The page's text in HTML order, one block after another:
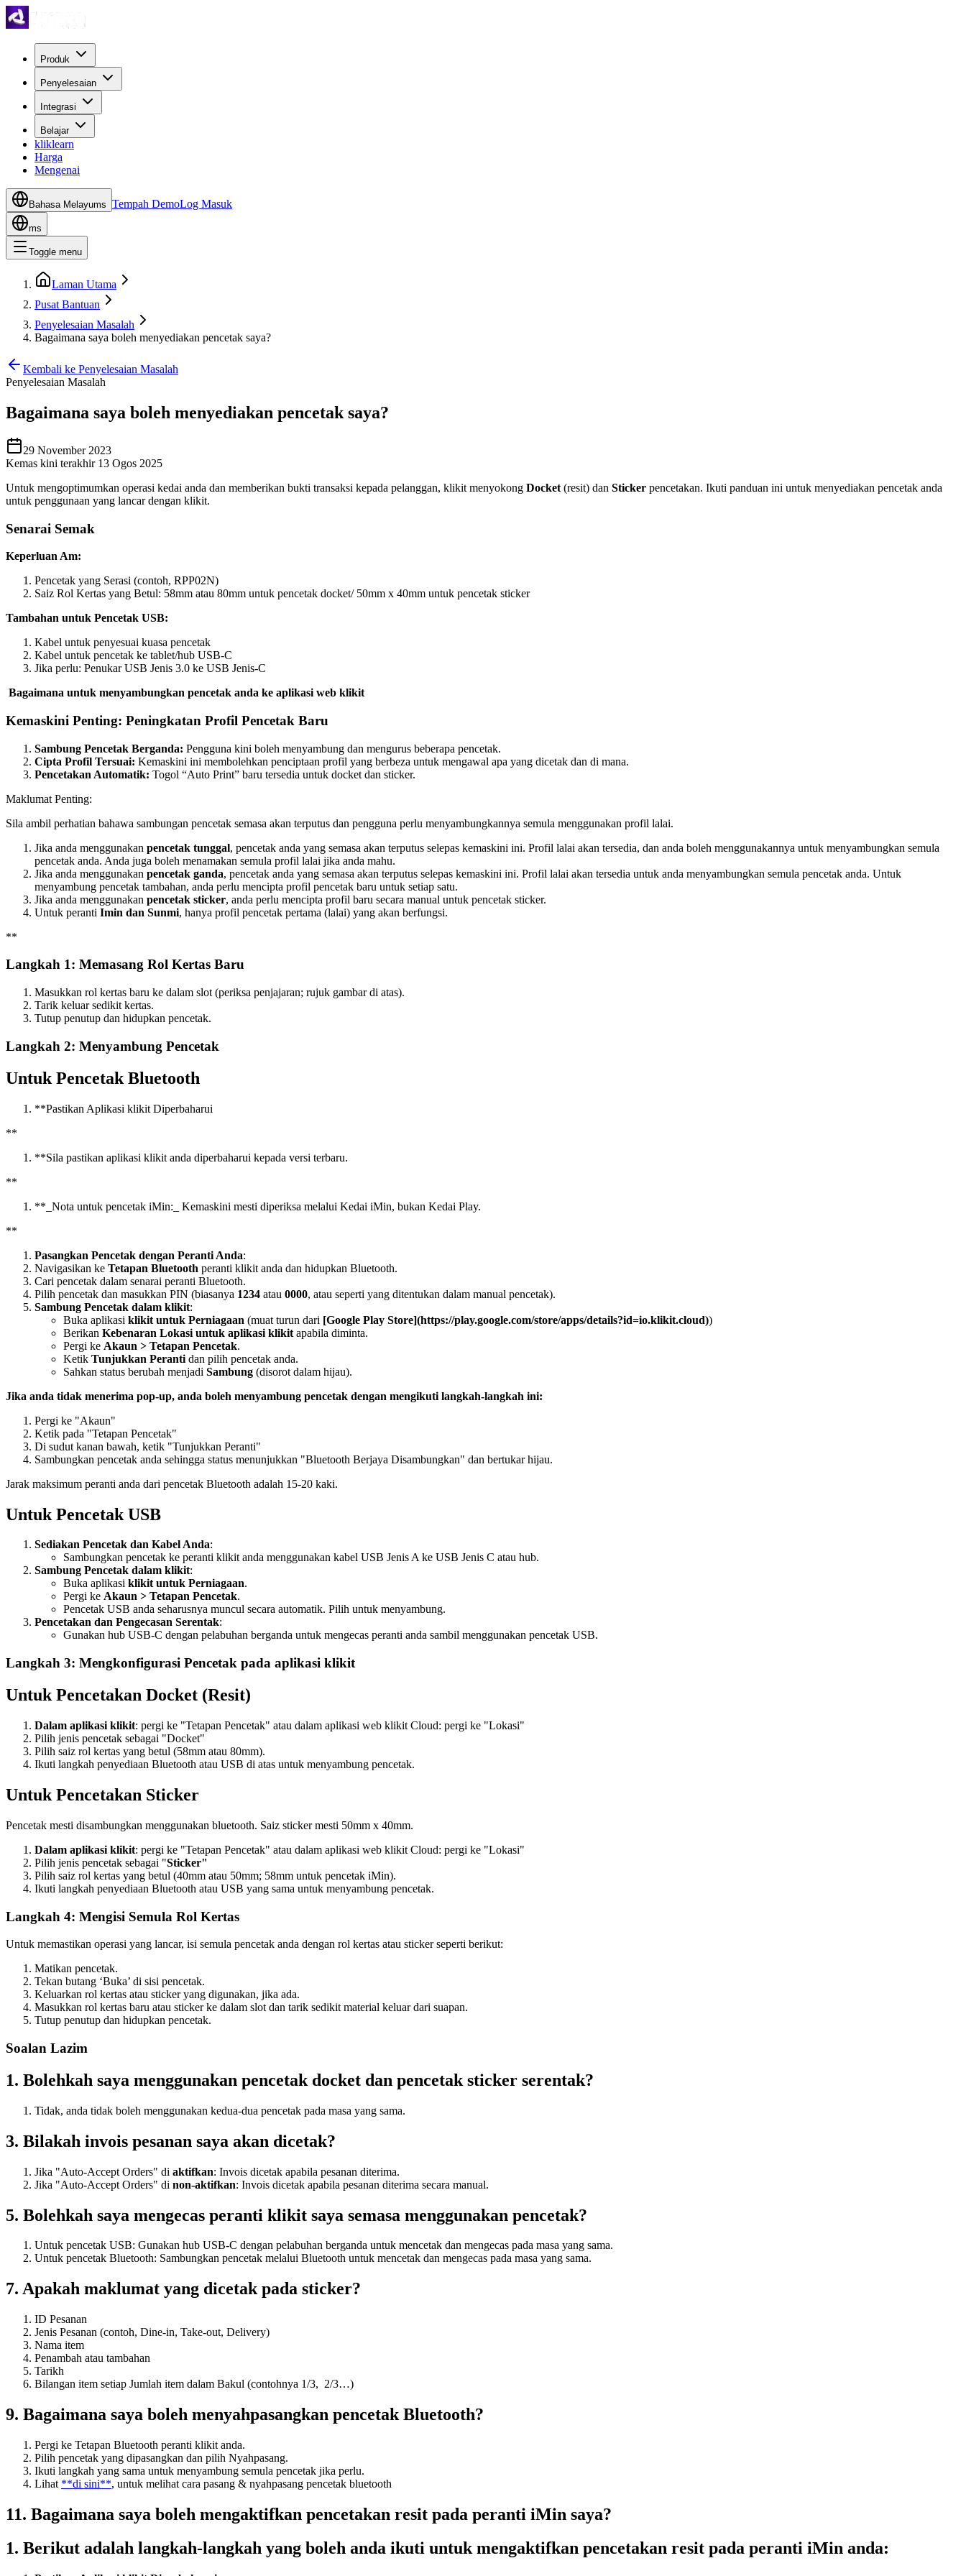
Produk
Penyelesaian
Integrasi
Belajar
kliklearn
Harga
Mengenai
Bahasa Melayums Tempah DemoLog Masuk
ms
Toggle menu
Laman Utama
Pusat Bantuan
Penyelesaian Masalah
Bagaimana saya boleh menyediakan pencetak saya?
Kembali ke Penyelesaian Masalah
Penyelesaian Masalah
Bagaimana saya boleh menyediakan pencetak saya?
29 November 2023
Kemas kini terakhir 13 Ogos 2025
Untuk mengoptimumkan operasi kedai anda dan memberikan bukti transaksi kepada pelanggan, klikit menyokong Docket (resit) dan Sticker pencetakan. Ikuti panduan ini untuk menyediakan pencetak anda
untuk penggunaan yang lancar dengan klikit.
Senarai Semak
Keperluan Am:
Pencetak yang Serasi (contoh, RPP02N)
Saiz Rol Kertas yang Betul: 58mm atau 80mm untuk pencetak docket/ 50mm x 40mm untuk pencetak sticker
Tambahan untuk Pencetak USB:
Kabel untuk penyesuai kuasa pencetak
Kabel untuk pencetak ke tablet/hub USB-C
Jika perlu: Penukar USB Jenis 3.0 ke USB Jenis-C
Bagaimana untuk menyambungkan pencetak anda ke aplikasi web klikit
Kemaskini Penting: Peningkatan Profil Pencetak Baru
Sambung Pencetak Berganda: Pengguna kini boleh menyambung dan mengurus beberapa pencetak.
Cipta Profil Tersuai: Kemaskini ini membolehkan penciptaan profil yang berbeza untuk mengawal apa yang dicetak dan di mana.
Pencetakan Automatik: Togol “Auto Print” baru tersedia untuk docket dan sticker.
Maklumat Penting:
Sila ambil perhatian bahawa sambungan pencetak semasa akan terputus dan pengguna perlu menyambungkannya semula menggunakan profil lalai.
Jika anda menggunakan pencetak tunggal, pencetak anda yang semasa akan terputus selepas kemaskini ini. Profil lalai akan tersedia, dan anda boleh menggunakannya untuk menyambungkan semula
pencetak anda. Anda juga boleh menamakan semula profil lalai jika anda mahu.
Jika anda menggunakan pencetak ganda, pencetak anda yang semasa akan terputus selepas kemaskini ini. Profil lalai akan tersedia untuk anda menyambungkan semula pencetak anda. Untuk
menyambung pencetak tambahan, anda perlu mencipta profil pencetak baru untuk setiap satu.
Jika anda menggunakan pencetak sticker, anda perlu mencipta profil baru secara manual untuk pencetak sticker.
Untuk peranti Imin dan Sunmi, hanya profil pencetak pertama (lalai) yang akan berfungsi.
**
Langkah 1: Memasang Rol Kertas Baru
Masukkan rol kertas baru ke dalam slot (periksa penjajaran; rujuk gambar di atas).
Tarik keluar sedikit kertas.
Tutup penutup dan hidupkan pencetak.
Langkah 2: Menyambung Pencetak
Untuk Pencetak Bluetooth
**Pastikan Aplikasi klikit Diperbaharui
**
**Sila pastikan aplikasi klikit anda diperbaharui kepada versi terbaru.
**
** _Nota untuk pencetak iMin:_ Kemaskini mesti diperiksa melalui Kedai iMin, bukan Kedai Play.
**
Pasangkan Pencetak dengan Peranti Anda:
Navigasikan ke Tetapan Bluetooth peranti klikit anda dan hidupkan Bluetooth.
Cari pencetak dalam senarai peranti Bluetooth.
Pilih pencetak dan masukkan PIN (biasanya 1234 atau 0000, atau seperti yang ditentukan dalam manual pencetak).
Sambung Pencetak dalam klikit:
Buka aplikasi klikit untuk Perniagaan (muat turun dari [Google Play Store](https://play.google.com/store/apps/details?id=io.klikit.cloud))
Berikan Kebenaran Lokasi untuk aplikasi klikit apabila diminta.
Pergi ke Akaun > Tetapan Pencetak.
Ketik Tunjukkan Peranti dan pilih pencetak anda.
Sahkan status berubah menjadi Sambung (disorot dalam hijau).
Jika anda tidak menerima pop-up, anda boleh menyambung pencetak dengan mengikuti langkah-langkah ini:
Pergi ke "Akaun"
Ketik pada "Tetapan Pencetak"
Di sudut kanan bawah, ketik "Tunjukkan Peranti"
Sambungkan pencetak anda sehingga status menunjukkan "Bluetooth Berjaya Disambungkan" dan bertukar hijau.
Jarak maksimum peranti anda dari pencetak Bluetooth adalah 15-20 kaki.
Untuk Pencetak USB
Sediakan Pencetak dan Kabel Anda:
Sambungkan pencetak ke peranti klikit anda menggunakan kabel USB Jenis A ke USB Jenis C atau hub.
Sambung Pencetak dalam klikit:
Buka aplikasi klikit untuk Perniagaan.
Pergi ke Akaun > Tetapan Pencetak.
Pencetak USB anda seharusnya muncul secara automatik. Pilih untuk menyambung.
Pencetakan dan Pengecasan Serentak:
Gunakan hub USB-C dengan pelabuhan berganda untuk mengecas peranti anda sambil menggunakan pencetak USB.
Langkah 3: Mengkonfigurasi Pencetak pada aplikasi klikit
Untuk Pencetakan Docket (Resit)
Dalam aplikasi klikit: pergi ke "Tetapan Pencetak" atau dalam aplikasi web klikit Cloud: pergi ke "Lokasi"
Pilih jenis pencetak sebagai "Docket"
Pilih saiz rol kertas yang betul (58mm atau 80mm).
Ikuti langkah penyediaan Bluetooth atau USB di atas untuk menyambung pencetak.
Untuk Pencetakan Sticker
Pencetak mesti disambungkan menggunakan bluetooth. Saiz sticker mesti 50mm x 40mm.
Dalam aplikasi klikit: pergi ke "Tetapan Pencetak" atau dalam aplikasi web klikit Cloud: pergi ke "Lokasi"
Pilih jenis pencetak sebagai "Sticker"
Pilih saiz rol kertas yang betul (40mm atau 50mm; 58mm untuk pencetak iMin).
Ikuti langkah penyediaan Bluetooth atau USB yang sama untuk menyambung pencetak.
Langkah 4: Mengisi Semula Rol Kertas
Untuk memastikan operasi yang lancar, isi semula pencetak anda dengan rol kertas atau sticker seperti berikut:
Matikan pencetak.
Tekan butang ‘Buka’ di sisi pencetak.
Keluarkan rol kertas atau sticker yang digunakan, jika ada.
Masukkan rol kertas baru atau sticker ke dalam slot dan tarik sedikit material keluar dari suapan.
Tutup penutup dan hidupkan pencetak.
Soalan Lazim
1. Bolehkah saya menggunakan pencetak docket dan pencetak sticker serentak?
Tidak, anda tidak boleh menggunakan kedua-dua pencetak pada masa yang sama.
3. Bilakah invois pesanan saya akan dicetak?
Jika "Auto-Accept Orders" di aktifkan: Invois dicetak apabila pesanan diterima.
Jika "Auto-Accept Orders" di non-aktifkan: Invois dicetak apabila pesanan diterima secara manual.
5. Bolehkah saya mengecas peranti klikit saya semasa menggunakan pencetak?
Untuk pencetak USB: Gunakan hub USB-C dengan pelabuhan berganda untuk mencetak dan mengecas pada masa yang sama.
Untuk pencetak Bluetooth: Sambungkan pencetak melalui Bluetooth untuk mencetak dan mengecas pada masa yang sama.
7. Apakah maklumat yang dicetak pada sticker?
ID Pesanan
Jenis Pesanan (contoh, Dine-in, Take-out, Delivery)
Nama item
Penambah atau tambahan
Tarikh
Bilangan item setiap Jumlah item dalam Bakul (contohnya 1/3, 2/3…)
9. Bagaimana saya boleh menyahpasangkan pencetak Bluetooth?
Pergi ke Tetapan Bluetooth peranti klikit anda.
Pilih pencetak yang dipasangkan dan pilih Nyahpasang.
Ikuti langkah yang sama untuk menyambung semula pencetak jika perlu.
Lihat **di sini**, untuk melihat cara pasang & nyahpasang pencetak bluetooth
11. Bagaimana saya boleh mengaktifkan pencetakan resit pada peranti iMin saya?
1. Berikut adalah langkah-langkah yang boleh anda ikuti untuk mengaktifkan pencetakan resit pada peranti iMin anda: